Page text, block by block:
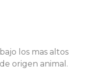
los mas altos
origen animal.